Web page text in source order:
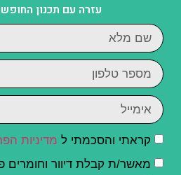
עזרה עם תכנון
קראתי והסכמתי ל מדיניות
מאשר/ת קבלת דיוור וחומרים